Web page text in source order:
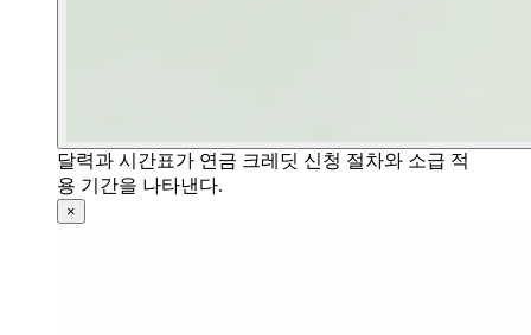
달력과 시간표가 연금 크레딧 신청 절차와 소급 적
용 기간을 나타낸다.
×